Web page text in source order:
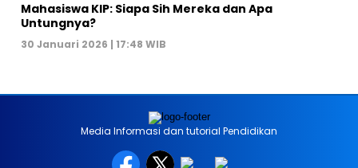
Mahasiswa KIP: Siapa Sih Mereka dan Apa
Untungnya?
30 Januari 2026 | 17:48 WIB
Media Informasi dan tutorial Pendidikan